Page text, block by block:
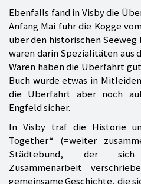
Ebenfalls fand in Visby die
Anfang Mai fuhr die Kogge
über den historischen
waren darin Spezialitäten aus
Waren haben die Überfahrt
Buch wurde etwas in
die Überfahrt aber noch
Engfeld sicher.
In Visby traf die Historie
Together“ (=weiter
Städtebund, der
Zusammenarbeit
gemeinsame Geschichte, die